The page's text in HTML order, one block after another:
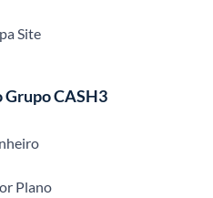
Site
Grupo CASH3
Plano